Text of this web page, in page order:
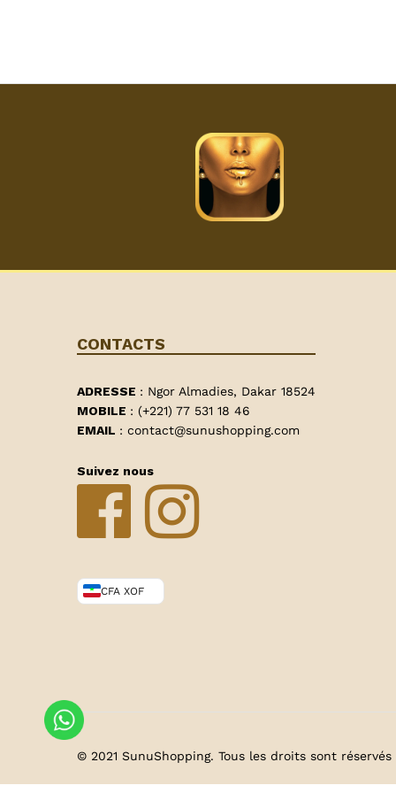
CONTACTS
ADRESSE : Ngor Almadies, Dakar 18524
MOBILE : (+221) 77 531 18 46
EMAIL : contact@sunushopping.com
Suivez nous
CFA XOF
© 2021 SunuShopping. Tous les droits sont réservés